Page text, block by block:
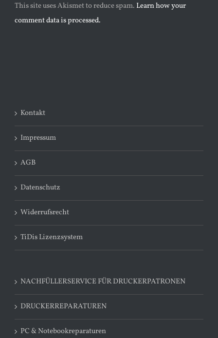
This site uses Akismet to reduce spam. Learn how your
comment data is processed.
Kontakt
Impressum
AGB
Datenschutz
Widerrufsrecht
TiDis Lizenzsystem
NACHFÜLLERSERVICE FÜR DRUCKERPATRONEN
DRUCKERREPARATUREN
PC & Notebookreparaturen